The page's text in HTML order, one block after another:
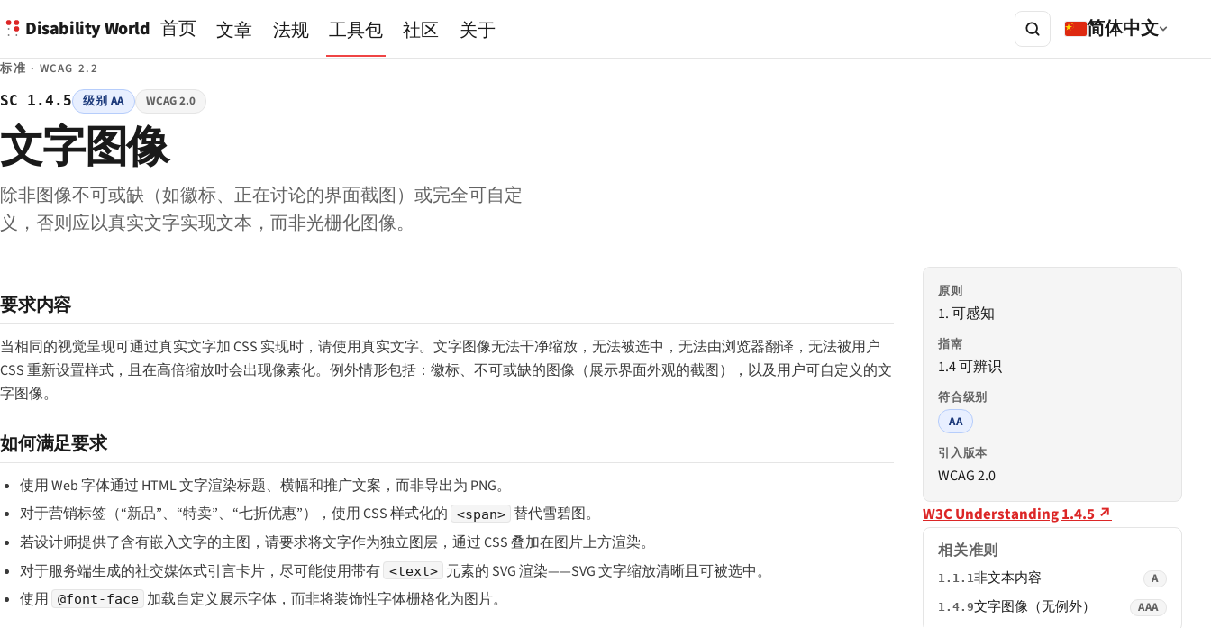
Disability World 首页 文章 法规 工具包 社区 关于 简体中文
标准 · WCAG 2.2
SC 1.4.5 级别 AA WCAG 2.0
文字图像
除非图像不可或缺（如徽标、正在讨论的界面截图）或完全可自定
义，否则应以真实文字实现文本，而非光栅化图像。
要求内容
当相同的视觉呈现可通过真实文字加 CSS 实现时，请使用真实文字。文字图像无法干净缩放，无法被选中，无法由浏览器翻译，无法被用户
CSS 重新设置样式，且在高倍缩放时会出现像素化。例外情形包括：徽标、不可或缺的图像（展示界面外观的截图），以及用户可自定义的文
字图像。
如何满足要求
使用 Web 字体通过 HTML 文字渲染标题、横幅和推广文案，而非导出为 PNG。
对于营销标签（“新品”、“特卖”、“七折优惠”），使用 CSS 样式化的
<span>
替代雪碧图。
若设计师提供了含有嵌入文字的主图，请要求将文字作为独立图层，通过 CSS 叠加在图片上方渲染。
对于服务端生成的社交媒体式引言卡片，尽可能使用带有 <text>
元素的 SVG 渲染——SVG 文字缩放清晰且可被选中。
使用
@font-face 加载自定义展示字体，而非将装饰性字体栅格化为图片。
原则
1. 可感知
指南
1.4 可辨识
符合级别
AA
引入版本
WCAG 2.0
W3C Understanding 1.4.5 ↗
相关准则
1.1.1非文本内容 A
1.4.9文字图像（无例外） AAA